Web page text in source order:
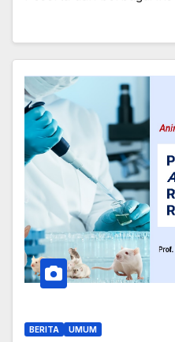
BERITA UMUM